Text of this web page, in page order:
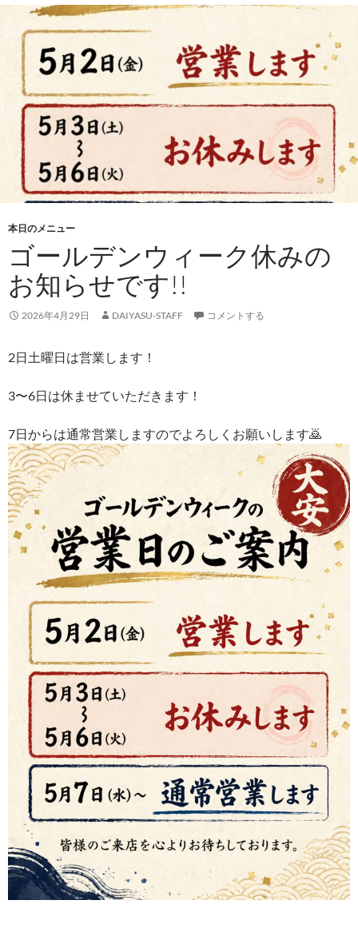
本日のメニュー
ゴールデンウィーク休みの
お知らせです!!
2026年4月29日 DAIYASU-STAFF コメントする
2日土曜日は営業します！
3〜6日は休ませていただきます！
7日からは通常営業しますのでよろしくお願いします🙇